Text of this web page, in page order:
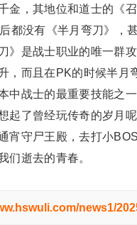
金，其地位和道士的《
都没有《半月弯刀》，
》是战士职业的唯一群
，而且在PK的时候半月
中战士的最重要技能之
起了曾经玩传奇的岁月
宵守尸王殿，去打小
们逝去的青春。
news1/